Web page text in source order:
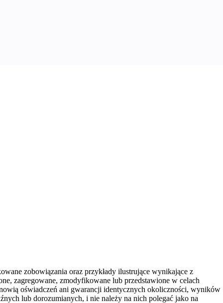
zobowiązania oraz przykłady ilustrujące wynikające z
zagregowane, zmodyfikowane lub przedstawione w celach
oświadczeń ani gwarancji identycznych okoliczności, wyników
lub dorozumianych, i nie należy na nich polegać jako na